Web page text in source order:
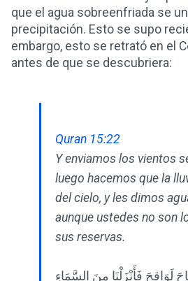
que el agua sobreenfriada se
precipitación. Esto se supo
embargo, esto se retrató en el
antes de que se descubriera:
Quran 15:22
Y enviamos los vientos
luego hacemos que la
del cielo, y les dimos
aunque ustedes no son
sus reservas.
لَوَاقِحَ فَأَنْزَلْنَا مِنَ السَّمَاءِ